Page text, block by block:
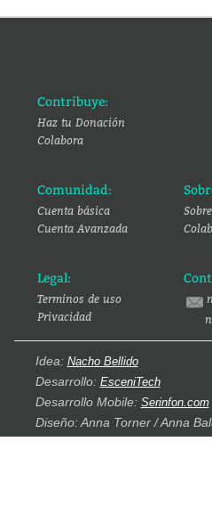
Contribuye:
Haz tu Donación
Colabora
Comunidad:
Cuenta básica
Cuenta Avanzada
Legal:
Terminos de uso
Privacidad
Idea: Nacho Bellido
Desarrollo: EsceniTech
Desarrollo Mobile: Serinfon.com
Diseño: Anna Torner / Anna